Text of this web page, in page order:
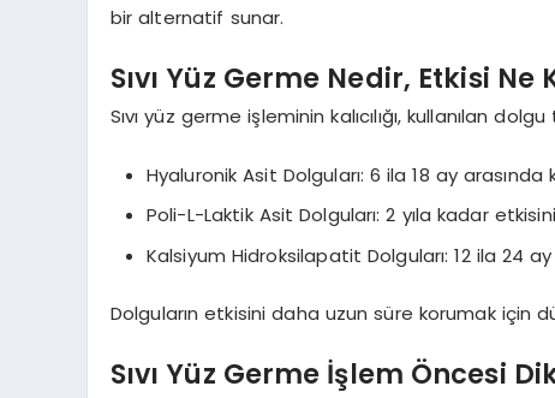
bir alternatif sunar.
Sıvı Yüz Germe Nedir, Etkisi
Sıvı yüz germe işleminin kalıcılığı, kullanılan
Hyaluronik Asit Dolguları: 6 ila 18 ay arasında
Poli-L-Laktik Asit Dolguları: 2 yıla kadar
Kalsiyum Hidroksilapatit Dolguları: 12 ila 24
Dolguların etkisini daha uzun süre korumak için
Sıvı Yüz Germe İşlem Öncesi